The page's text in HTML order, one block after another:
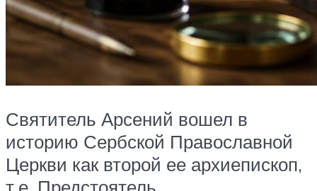
Святитель Арсений вошел в
историю Сербской Православной
Церкви как второй ее архиепископ,